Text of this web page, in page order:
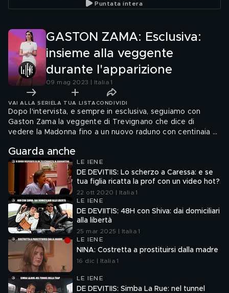
L'incidente di Nertil
Puntata intera
GASTON ZAMA: Esclusiva:
insieme alla veggente
durante l'apparizione
09 mag 2023 | Italia 1
VAI ALLA SERIE LA TUA LISTA CONDIVIDI
Dopo l'intervista, e sempre in esclusiva, seguiamo con
Gaston Zama la veggente di Trevignano che dice di
vedere la Madonna fino a un nuovo raduno con centinaia di
finita al centro delle polemiche soprattutto per le
donazioni dei fedeli, ecco il suo ritorno in pubblico
Guarda anche
LE IENE
DE DEVITIIS: Lo scherzo a Caressa: e se
tua figlia ricatta la prof con un video hot?
22 ott 2020 | Italia 1
LE IENE
DE DEVIITIS: 48H con Shiva: dai domiciliari
alla libertà
25 mar 2025 | Italia 1
LE IENE
NINA: Costretta a prostituirsi dalla madre
16 dic | Italia 1
LE IENE
DE DEVITIIS: Simba La Rue: nel tunnel